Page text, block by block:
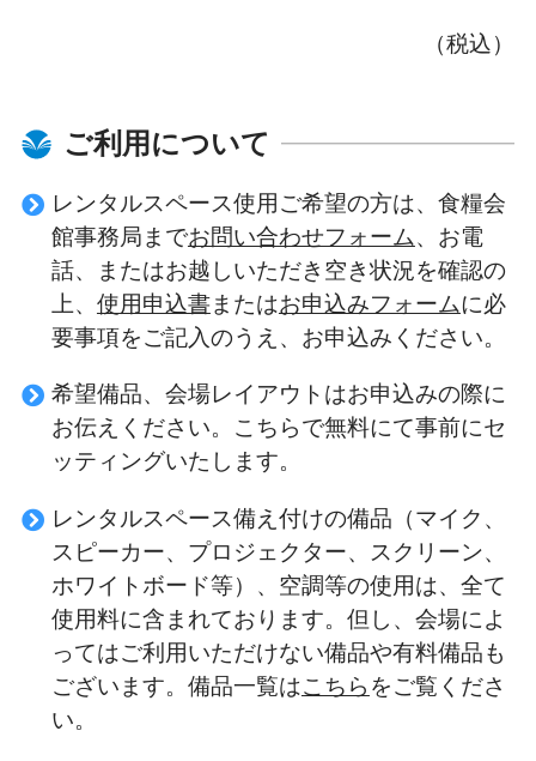
（税込）
ご利用について
レンタルスペース使用ご希望の方は、食糧会
館事務局までお問い合わせフォーム、お電
話、またはお越しいただき空き状況を確認の
上、 使用申込書またはお申込みフォームに必
要事項をご記入のうえ、お申込みください。
希望備品、会場レイアウトはお申込みの際に
お伝えください。こちらで無料にて事前にセ
ッティングいたします。
レンタルスペース備え付けの備品（マイク、
スピーカー、プロジェクター、スクリーン、
ホワイトボード等）、空調等の使用は、全て
使用料に含まれております。但し、会場によ
ってはご利用いただけない備品や有料備品も
ございます。備品一覧はこちら をご覧くださ
い。